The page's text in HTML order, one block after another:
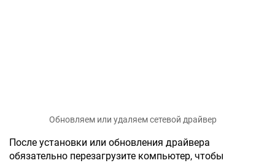
Обновляем или удаляем сетевой драйвер
После установки или обновления драйвера
обязательно перезагрузите компьютер, чтобы